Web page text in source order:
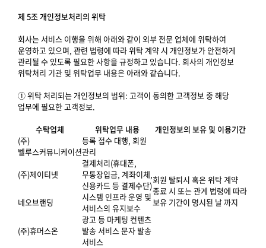
제 5조 개인정보처리의 위탁
회사는 서비스 이행을 위해 아래와 같이 외부 전문 업체에 위탁하여
운영하고 있으며, 관련 법령에 따라 위탁 계약 시 개인정보가 안전하게
관리될 수 있도록 필요한 사항을 규정하고 있습니다. 회사의 개인정보
위탁처리 기관 및 위탁업무 내용은 아래와 같습니다.
① 위탁 처리되는 개인정보의 범위: 고객이 동의한 고객정보 중 해당
업무에 필요한 고객정보.
수탁업체
위탁업무 내용
개인정보의 보유 및 이용기간
(주)
벨루스커뮤니케이션
등록 접수 대행, 회원
관리
회원 탈퇴시 혹은 위탁 계약
종료 시 또는 관계 법령에 따라
보유 기간이 명시된 날 까지
(주)제이티넷
결제처리(휴대폰,
무통장입금, 계좌이체,
신용카드 등 결제수단)
네오브랜딩
시스템 인프라 운영 및
서비스의 유지보수
(주)휴머스온
광고 등 마케팅 컨텐츠
발송 서비스 문자 발송
서비스